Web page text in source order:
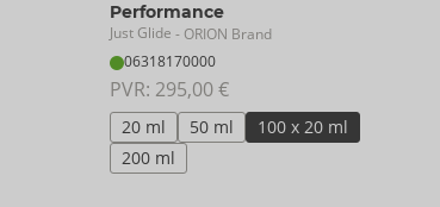
Performance
Just Glide - ORION Brand
06318170000
PVR: 295,00 €
20 ml 50 ml
100 x 20 ml
200 ml